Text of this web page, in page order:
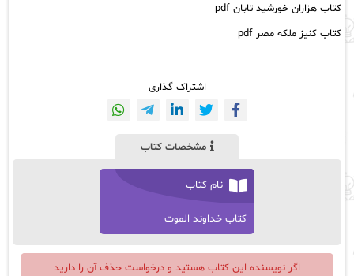
کتاب هزاران خورشید تابان pdf
کتاب کنیز ملکه مصر pdf
اشتراک گذاری
مشخصات کتاب
نام کتاب
کتاب خداوند الموت
اگر نویسنده این کتاب هستید و درخواست حذف آن را دارید